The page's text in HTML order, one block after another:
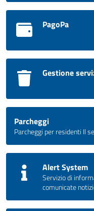
PagoPa
Gestione
Parcheggi
Parcheggi per residenti Il
Alert System
Servizio di
comunicate